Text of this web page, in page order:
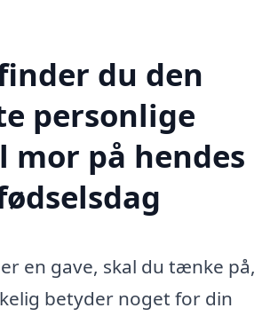
du den
personlige
mor på hendes
en gave, skal du tænke på,
betyder noget for din